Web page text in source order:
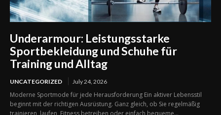
Underarmour: Leistungsstarke
Sportbekleidung und Schuhe für
Training und Alltag
UNCATEGORIZED July 24, 2026
Moderne Sportmode für jede Herausforderung Ein aktiver Lebensstil
beginnt mit der richtigen Ausrüstung. Ganz gleich, ob Sie regelmäßig